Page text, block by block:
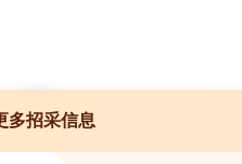
多招采信息